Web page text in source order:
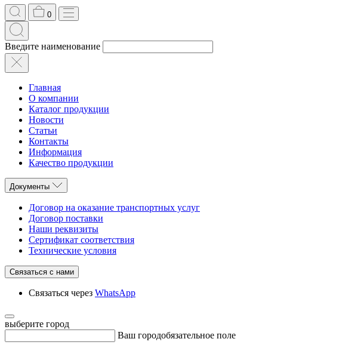
0
Введите наименование
Главная
О компании
Каталог продукции
Новости
Статьи
Контакты
Информация
Качество продукции
Документы
Договор на оказание транспортных услуг
Договор поставки
Наши реквизиты
Сертификат соответствия
Технические условия
Связаться с нами
Связаться через WhatsApp
выберите город
Ваш городобязательное поле